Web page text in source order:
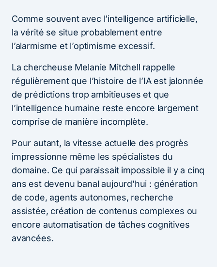
Comme souvent avec l’intelligence artificielle,
la vérité se situe probablement entre
l’alarmisme et l’optimisme excessif.
La chercheuse Melanie Mitchell rappelle
régulièrement que l’histoire de l’IA est jalonnée
de prédictions trop ambitieuses et que
l’intelligence humaine reste encore largement
comprise de manière incomplète.
Pour autant, la vitesse actuelle des progrès
impressionne même les spécialistes du
domaine. Ce qui paraissait impossible il y a cinq
ans est devenu banal aujourd’hui : génération
de code, agents autonomes, recherche
assistée, création de contenus complexes ou
encore automatisation de tâches cognitives
avancées.